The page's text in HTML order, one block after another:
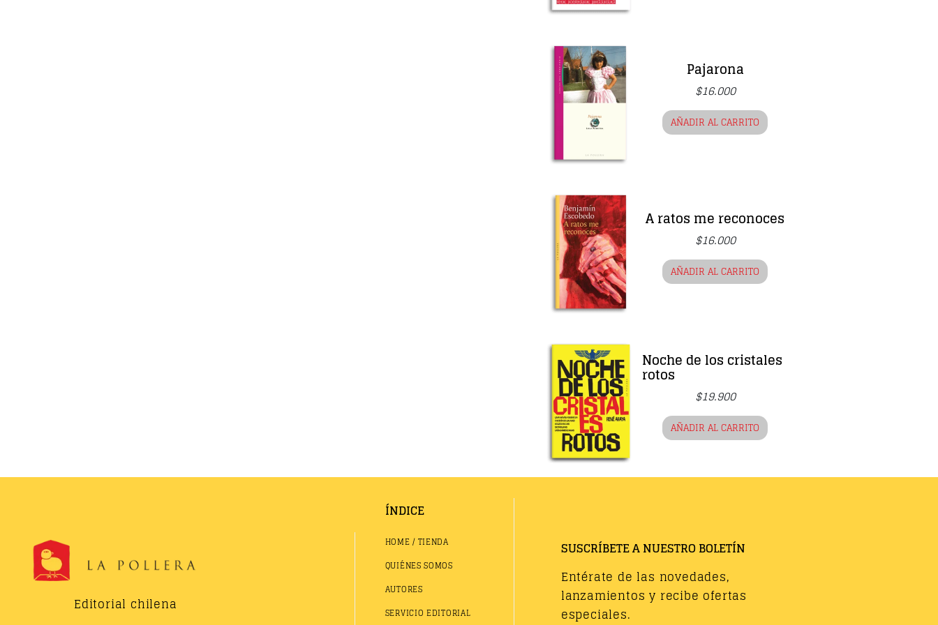
Pajarona
$16.000
AÑADIR AL CARRITO
A ratos me reconoces
$16.000
AÑADIR AL CARRITO
Noche de los cristales
rotos
$19.900
AÑADIR AL CARRITO
Editorial chilena
ÍNDICE
HOME / TIENDA
QUIÉNES SOMOS
AUTORES
SERVICIO EDITORIAL
SUSCRÍBETE A NUESTRO BOLETÍN
Entérate de las novedades,
lanzamientos y recibe ofertas
especiales.